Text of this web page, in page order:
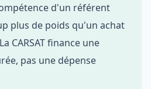
d'un référent
plus de poids qu'un achat
CARSAT finance une
pas une dépense